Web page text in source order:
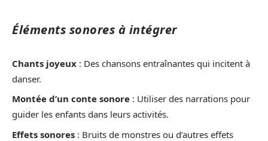
Éléments sonores à intégrer
Chants joyeux : Des chansons entraînantes qui incitent à
danser.
Montée d’un conte sonore : Utiliser des narrations pour
guider les enfants dans leurs activités.
Effets sonores : Bruits de monstres ou d’autres effets